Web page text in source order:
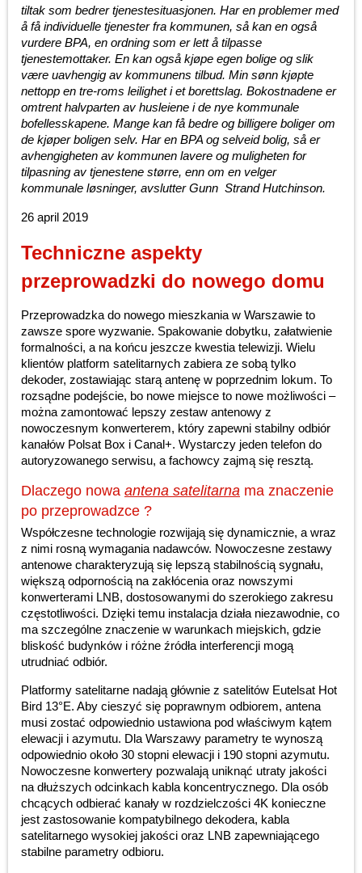
tiltak som bedrer tjenestesituasjonen. Har en problemer med
å få individuelle tjenester fra kommunen, så kan en også
vurdere BPA, en ordning som er lett å tilpasse
tjenestemottaker. En kan også kjøpe egen bolige og slik
være uavhengig av kommunens tilbud. Min sønn kjøpte
nettopp en tre-roms leilighet i et borettslag. Bokostnadene er
omtrent halvparten av husleiene i de nye kommunale
bofellesskapene. Mange kan få bedre og billigere boliger om
de kjøper boligen selv. Har en BPA og selveid bolig, så er
avhengigheten av kommunen lavere og muligheten for
tilpasning av tjenestene større, enn om en velger
kommunale løsninger, avslutter Gunn Strand Hutchinson.
26 april 2019
Techniczne aspekty
przeprowadzki do nowego domu
Przeprowadzka do nowego mieszkania w Warszawie to
zawsze spore wyzwanie. Spakowanie dobytku, załatwienie
formalności, a na końcu jeszcze kwestia telewizji. Wielu
klientów platform satelitarnych zabiera ze sobą tylko
dekoder, zostawiając starą antenę w poprzednim lokum. To
rozsądne podejście, bo nowe miejsce to nowe możliwości –
można zamontować lepszy zestaw antenowy z
nowoczesnym konwerterem, który zapewni stabilny odbiór
kanałów Polsat Box i Canal+. Wystarczy jeden telefon do
autoryzowanego serwisu, a fachowcy zajmą się resztą.
Dlaczego nowa antena satelitarna ma znaczenie
po przeprowadzce ?
Współczesne technologie rozwijają się dynamicznie, a wraz
z nimi rosną wymagania nadawców. Nowoczesne zestawy
antenowe charakteryzują się lepszą stabilnością sygnału,
większą odpornością na zakłócenia oraz nowszymi
konwerterami LNB, dostosowanymi do szerokiego zakresu
częstotliwości. Dzięki temu instalacja działa niezawodnie, co
ma szczególne znaczenie w warunkach miejskich, gdzie
bliskość budynków i różne źródła interferencji mogą
utrudniać odbiór.
Platformy satelitarne nadają głównie z satelitów Eutelsat Hot
Bird 13°E. Aby cieszyć się poprawnym odbiorem, antena
musi zostać odpowiednio ustawiona pod właściwym kątem
elewacji i azymutu. Dla Warszawy parametry te wynoszą
odpowiednio około 30 stopni elewacji i 190 stopni azymutu.
Nowoczesne konwertery pozwalają uniknąć utraty jakości
na dłuższych odcinkach kabla koncentrycznego. Dla osób
chcących odbierać kanały w rozdzielczości 4K konieczne
jest zastosowanie kompatybilnego dekodera, kabla
satelitarnego wysokiej jakości oraz LNB zapewniającego
stabilne parametry odbioru.